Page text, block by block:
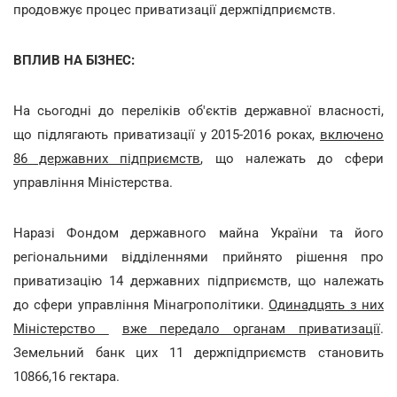
продовжує процес приватизації держпідприємств.
ВПЛИВ НА БІЗНЕС:
На сьогодні до переліків об'єктів державної власності,
що підлягають приватизації у 2015-2016 роках, включено
86 державних підприємств, що належать до сфери
управління Міністерства.
Наразі Фондом державного майна України та його
регіональними відділеннями прийнято рішення про
приватизацію 14 державних підприємств, що належать
до сфери управління Мінагрополітики.Одинадцять з них
Міністерство
вже передало органам приватизації.
Земельний банк цих 11 держпідприємств становить
10866,16 гектара.